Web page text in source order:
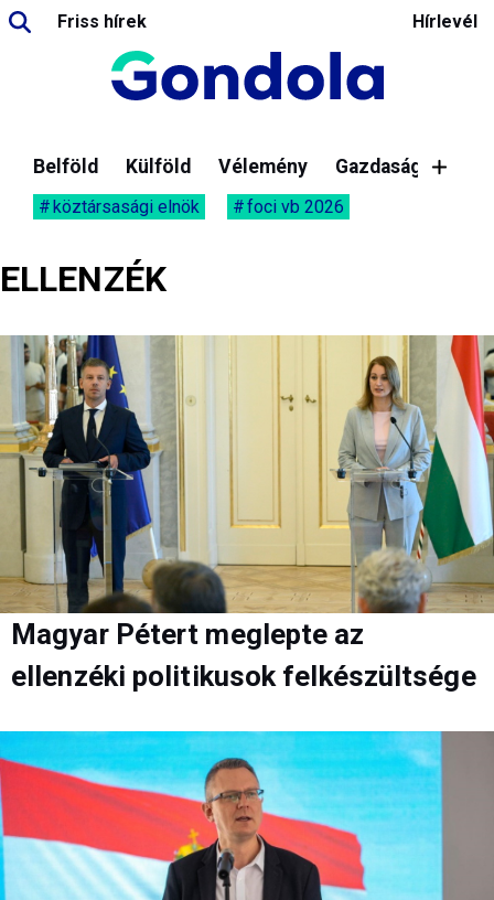
Friss hírek Hírlevél
Belföld Külföld Vélemény Gazdaság
köztársasági elnök foci vb 2026
ELLENZÉK
Magyar Pétert meglepte az
ellenzéki politikusok felkészültsége